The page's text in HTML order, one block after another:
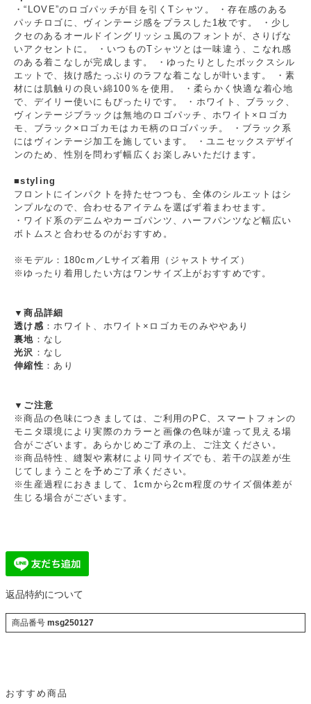
・“LOVE”のロゴパッチが目を引くTシャツ。 ・存在感のある
パッチロゴに、ヴィンテージ感をプラスした1枚です。 ・少し
クセのあるオールドイングリッシュ風のフォントが、さりげな
いアクセントに。 ・いつものTシャツとは一味違う、こなれ感
のある着こなしが完成します。 ・ゆったりとしたボックスシル
エットで、抜け感たっぷりのラフな着こなしが叶います。 ・素
材には肌触りの良い綿100％を使用。 ・柔らかく快適な着心地
で、デイリー使いにもぴったりです。 ・ホワイト、ブラック、
ヴィンテージブラックは無地のロゴパッチ、ホワイト×ロゴカ
モ、ブラック×ロゴカモはカモ柄のロゴパッチ。 ・ブラック系
にはヴィンテージ加工を施しています。 ・ユニセックスデザイ
ンのため、性別を問わず幅広くお楽しみいただけます。
■styling
フロントにインパクトを持たせつつも、全体のシルエットはシ
ンプルなので、合わせるアイテムを選ばず着まわせます。
・ワイド系のデニムやカーゴパンツ、ハーフパンツなど幅広い
ボトムスと合わせるのがおすすめ。
※モデル：180cm／Lサイズ着用（ジャストサイズ）
※ゆったり着用したい方はワンサイズ上がおすすめです。
▼商品詳細
透け感 ：ホワイト、ホワイト×ロゴカモのみややあり
裏地 ：なし
光沢 ：なし
伸縮性 ：あり
▼ご注意
※商品の色味につきましては、ご利用のPC、スマートフォンの
モニタ環境により実際のカラーと画像の色味が違って見える場
合がございます。あらかじめご了承の上、ご注文ください。
※商品特性、縫製や素材により同サイズでも、若干の誤差が生
じてしまうことを予めご了承ください。
※生産過程におきまして、1cmから2cm程度のサイズ個体差が
生じる場合がございます。
返品特約について
商品番号 msg250127
おすすめ商品